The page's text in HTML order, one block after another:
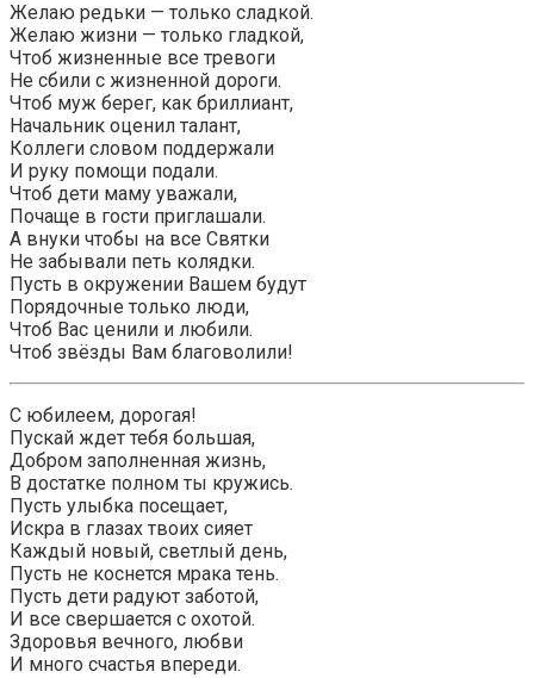
Желаю редьки — только сладкой.
Желаю жизни — только гладкой,
Чтоб жизненные все тревоги
Не сбили с жизненной дороги.
Чтоб муж берег, как бриллиант,
Начальник оценил талант,
Коллеги словом поддержали
И руку помощи подали.
Чтоб дети маму уважали,
Почаще в гости приглашали.
А внуки чтобы на все Святки
Не забывали петь колядки.
Пусть в окружении Вашем будут
Порядочные только люди,
Чтоб Вас ценили и любили.
Чтоб звёзды Вам благоволили!
С юбилеем, дорогая!
Пускай ждет тебя большая,
Добром заполненная жизнь,
В достатке полном ты кружись.
Пусть улыбка посещает,
Искра в глазах твоих сияет
Каждый новый, светлый день,
Пусть не коснется мрака тень.
Пусть дети радуют заботой,
И все свершается с охотой.
Здоровья вечного, любви
И много счастья впереди.